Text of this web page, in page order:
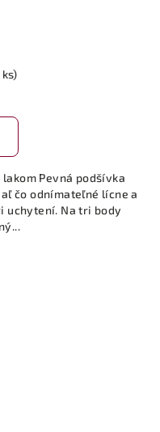
ks)
Pevná podšívka
čo odnímateľné lícne a
uchytení. Na tri body